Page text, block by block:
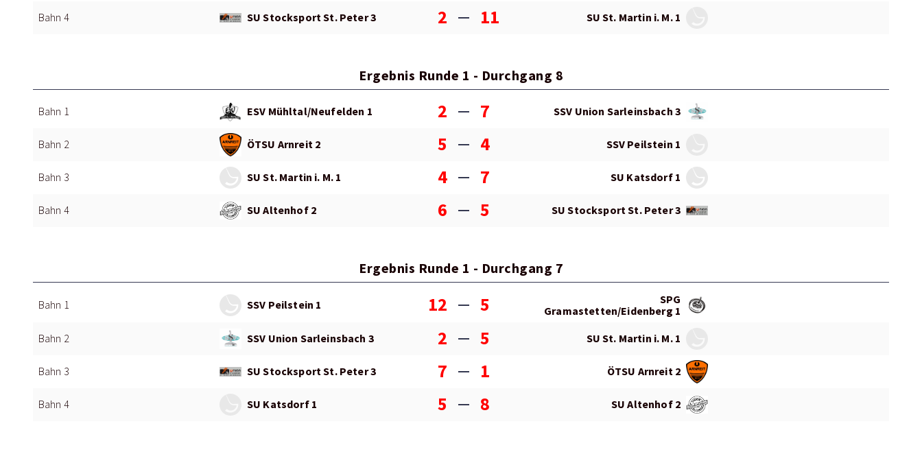
Bahn 4 SU Stocksport St. Peter 3 2 11 SU St. Martin i. M. 1
Ergebnis Runde 1 - Durchgang 8
Bahn 1 ESV Mühltal/Neufelden 1 2 7 SSV Union Sarleinsbach 3
Bahn 2 ÖTSU Arnreit 2 5 4 SSV Peilstein 1
Bahn 3 SU St. Martin i. M. 1 4 7 SU Katsdorf 1
Bahn 4 SU Altenhof 2 6 5 SU Stocksport St. Peter 3
Ergebnis Runde 1 - Durchgang 7
Bahn 1 SSV Peilstein 1 12 5
SPG
Gramastetten/Eidenberg 1
Bahn 2 SSV Union Sarleinsbach 3 2 5 SU St. Martin i. M. 1
Bahn 3 SU Stocksport St. Peter 3 7 1 ÖTSU Arnreit 2
Bahn 4 SU Katsdorf 1 5 8 SU Altenhof 2